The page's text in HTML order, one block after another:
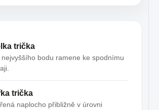
trička
nejvyššího bodu ramene ke spodnímu
trička
naplocho přibližně v úrovni